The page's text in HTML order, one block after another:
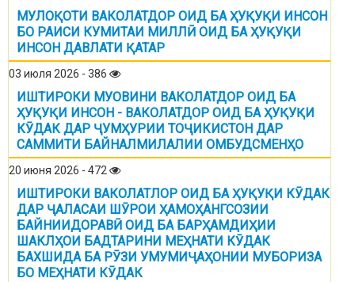
МУЛОҚОТИ ВАКОЛАТДОР ОИД БА ҲУҚУҚИ ИНСОН
БО РАИСИ КУМИТАИ МИЛЛӢ ОИД БА ҲУҚУҚИ
ИНСОН ДАВЛАТИ ҚАТАР
03 июля 2026 - 386
ИШТИРОКИ МУОВИНИ ВАКОЛАТДОР ОИД БА
ҲУҚУҚИ ИНСОН - ВАКОЛАТДОР ОИД БА ҲУҚУҚИ
КӮДАК ДАР ҶУМҲУРИИ ТОҶИКИСТОН ДАР
САММИТИ БАЙНАЛМИЛАЛИИ ОМБУДСМЕНҲО
20 июня 2026 - 472
ИШТИРОКИ ВАКОЛАТЛОР ОИД БА ҲУҚУҚИ КӮДАК
ДАР ҶАЛАСАИ ШӮРОИ ҲАМОҲАНГСОЗИИ
БАЙНИИДОРАВӢ ОИД БА БАРҲАМДИҲИИ
ШАКЛҲОИ БАДТАРИНИ МЕҲНАТИ КӮДАК
БАХШИДА БА РӮЗИ УМУМИҶАҲОНИИ МУБОРИЗА
БО МЕҲНАТИ КӮДАК